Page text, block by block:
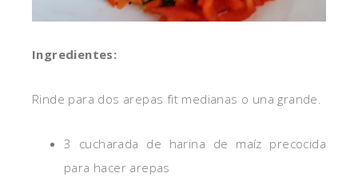
Ingredientes:
Rinde para dos arepas fit medianas o una grande.
3 cucharada de harina de maíz precocida
para hacer arepas